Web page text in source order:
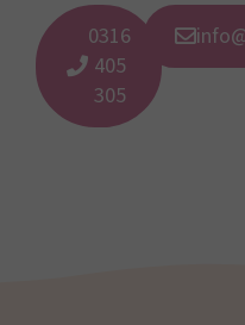
0316
405
305